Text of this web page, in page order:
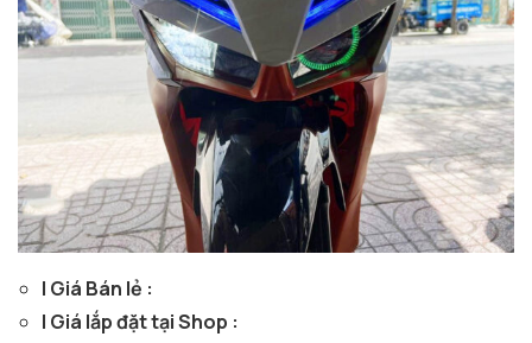
| Giá Bán lẻ :
| Giá lắp đặt tại Shop :